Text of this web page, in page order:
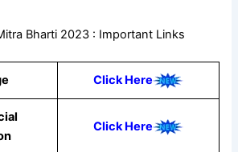
Bharti 2023 : Important Links
Click Here
Click Here